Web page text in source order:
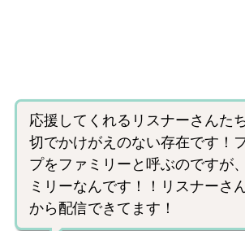
応援してくれるリスナーさんた
切でかけがえのない存在です！
プをファミリーと呼ぶのですが
ミリーなんです！！リスナーさ
から配信できてます！